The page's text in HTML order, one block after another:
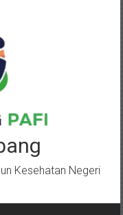
Kesehatan Negeri